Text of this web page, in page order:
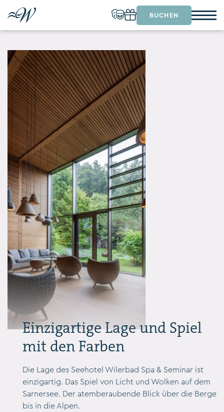
BUCHEN
Einzigartige Lage und Spiel
mit den Farben
Die Lage des Seehotel Wilerbad Spa & Seminar ist
einzigartig. Das Spiel von Licht und Wolken auf dem
Sarnersee. Der atemberaubende Blick über die Berge
bis in die Alpen.